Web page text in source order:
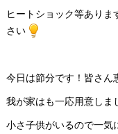
ヒートショック等あり
さい
今日は節分です！皆さん
我が家はも一応用意しま
小さ子供がいるので一気